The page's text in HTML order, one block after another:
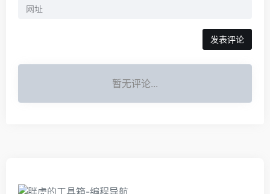
暂无评论...